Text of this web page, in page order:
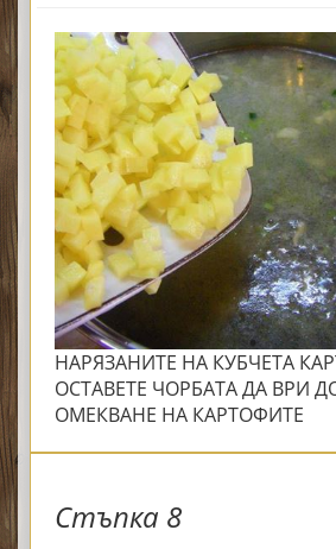
НАРЯЗАНИТЕ НА КУБЧЕТА
ОСТАВЕТЕ ЧОРБАТА ДА ВРИ
ОМЕКВАНЕ НА КАРТОФИТЕ
Стъпка 8